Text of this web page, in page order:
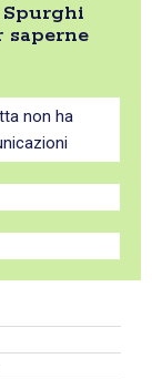
saperne
non ha